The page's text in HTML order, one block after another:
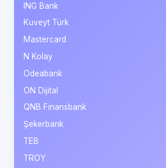
ING Bank
Kuveyt Türk
Mastercard
N Kolay
Odeabank
ON Dijital
QNB Finansbank
Şekerbank
TEB
TROY